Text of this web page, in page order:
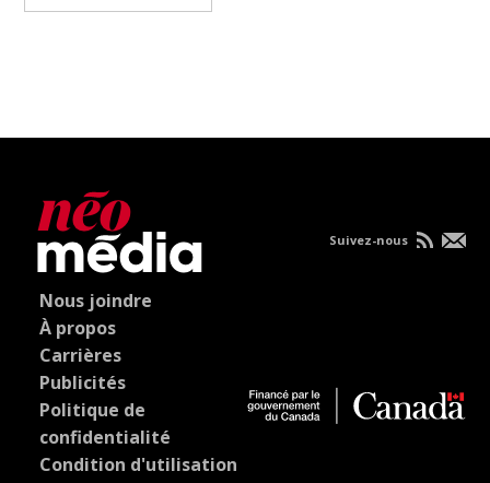
Nous joindre
À propos
Carrières
Publicités
Politique de
confidentialité
Condition d'utilisation
Suivez-nous